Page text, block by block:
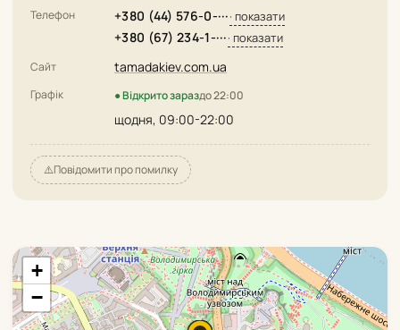
Телефон +380 (44) 576-0-···· показати
+380 (67) 234-1-···· показати
Сайт tamadakiev.com.ua
Графік ● Відкрито зараздо 22:00
щодня, 09:00-22:00
⚠️Повідомити про помилку
+
−